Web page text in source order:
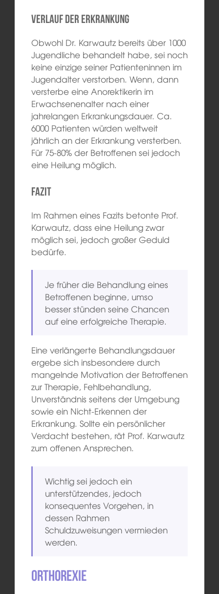
Verlauf der Erkrankung
Obwohl Dr. Karwautz bereits über 1000
Jugendliche behandelt habe, sei noch
keine einzige seiner Patienteninnen im
Jugendalter verstorben. Wenn, dann
versterbe eine Anorektikerin im
Erwachsenenalter nach einer
jahrelangen Erkrankungsdauer. Ca.
6000 Patienten würden weltweit
jährlich an der Erkrankung versterben.
Für 75-80% der Betroffenen sei jedoch
eine Heilung möglich.
Fazit
Im Rahmen eines Fazits betonte Prof.
Karwautz, dass eine Heilung zwar
möglich sei, jedoch großer Geduld
bedürfe.
Je früher die Behandlung eines
Betroffenen beginne, umso
besser stünden seine Chancen
auf eine erfolgreiche Therapie.
Eine verlängerte Behandlungsdauer
ergebe sich insbesondere durch
mangelnde Motivation der Betroffenen
zur Therapie, Fehlbehandlung,
Unverständnis seitens der Umgebung
sowie ein Nicht-Erkennen der
Erkrankung. Sollte ein persönlicher
Verdacht bestehen, rät Prof. Karwautz
zum offenen Ansprechen.
Wichtig sei jedoch ein
unterstützendes, jedoch
konsequentes Vorgehen, in
dessen Rahmen
Schuldzuweisungen vermieden
werden.
Orthorexie